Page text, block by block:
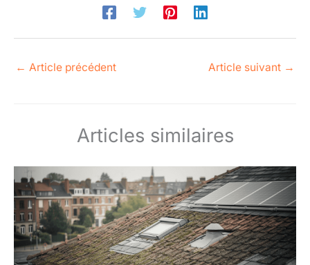
← Article précédent Article suivant →
Articles similaires